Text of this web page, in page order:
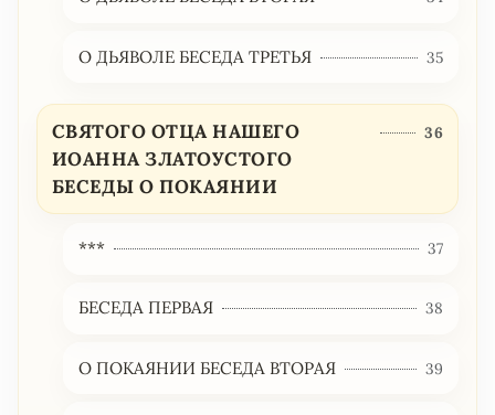
О ДЬЯВОЛЕ БЕСЕДА ТРЕТЬЯ 35
СВЯТОГО ОТЦА НАШЕГО
ИОАННА ЗЛАТОУСТОГО
БЕСЕДЫ О ПОКАЯНИИ
36
*** 37
БЕСЕДА ПЕРВАЯ 38
О ПОКАЯНИИ БЕСЕДА ВТОРАЯ 39